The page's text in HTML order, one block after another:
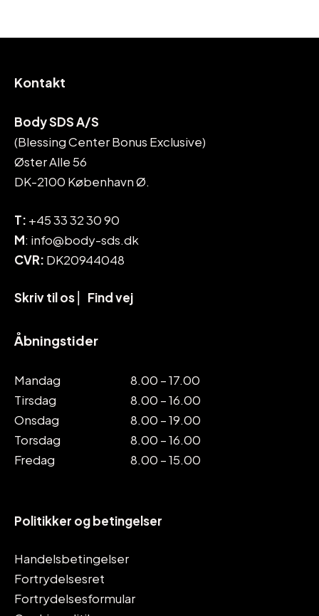
Kontakt
Body SDS A/S
(Blessing Center Bonus Exclusive)
Øster Alle 56
DK-2100 København Ø.
T: +45 33 32 30 90
M: info@body-sds.dk
CVR: DK20944048
Skriv til os Find vej
Åbningstider
Mandag
8.00 – 17.00
Tirsdag
8.00 – 16.00
Onsdag
8.00 – 19.00
Torsdag
8.00 – 16.00
Fredag
8.00 – 15.00
Politikker og betingelser
Handelsbetingelser
Fortrydelsesret
Fortrydelsesformular